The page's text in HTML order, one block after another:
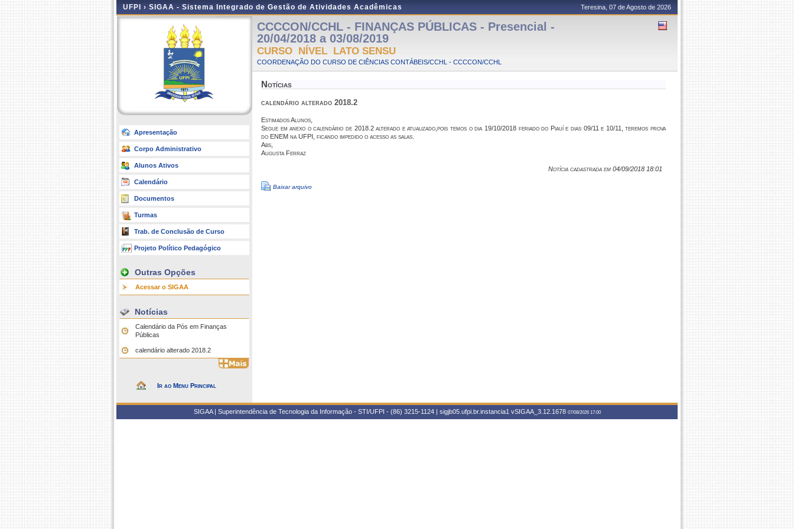
UFPI › SIGAA - Sistema Integrado de Gestão de Atividades Acadêmicas Teresina, 07 de Agosto de 2026
Apresentação
Corpo Administrativo
Alunos Ativos
Calendário
Documentos
Turmas
Trab. de Conclusão de Curso
Projeto Político Pedagógico
Outras Opções
Acessar o SIGAA
Notícias
Calendário da Pós em Finanças
Públicas
calendário alterado 2018.2
Ir ao Menu Principal
CCCCON/CCHL - FINANÇAS PÚBLICAS - Presencial -
20/04/2018 a 03/08/2019
CURSO NÍVEL LATO SENSU
COORDENAÇÃO DO CURSO DE CIÊNCIAS CONTÁBEIS/CCHL - CCCCON/CCHL
Notícias
calendário alterado 2018.2
Estimados Alunos,
Segue em anexo o calendário de 2018.2 alterado e atualizado,pois temos o dia 19/10/2018 feriado do Piauí e dias 09/11 e 10/11, teremos prova
do ENEM na UFPI, ficando impedido o acesso as salas.
Abs,
Augusta Ferraz
Notícia cadastrada em 04/09/2018 18:01
Baixar arquivo
SIGAA | Superintendência de Tecnologia da Informação - STI/UFPI - (86) 3215-1124 | sigjb05.ufpi.br.instancia1 vSIGAA_3.12.1678 07/08/2026 17:00